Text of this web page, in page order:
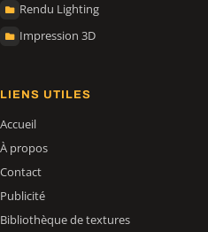
Rendu Lighting
Impression 3D
LIENS UTILES
Accueil
À propos
Contact
Publicité
Bibliothèque de textures